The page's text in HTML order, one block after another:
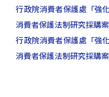
行政院消費者保護處「強
消費者保護法制研究採購
行政院消費者保護處「強
消費者保護法制研究採購